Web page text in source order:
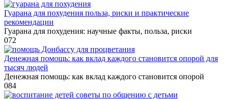
Гуарана для похудения польза, риски и практические
рекомендации
Гуарана для похудения: научные факты, польза, риски
072
Денежная помощь: как вклад каждого становится опорой для
тысяч людей
Денежная помощь: как вклад каждого становится опорой
084